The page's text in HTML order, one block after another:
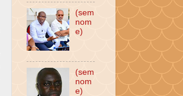
(sem
nom
e)
(sem
nom
e)